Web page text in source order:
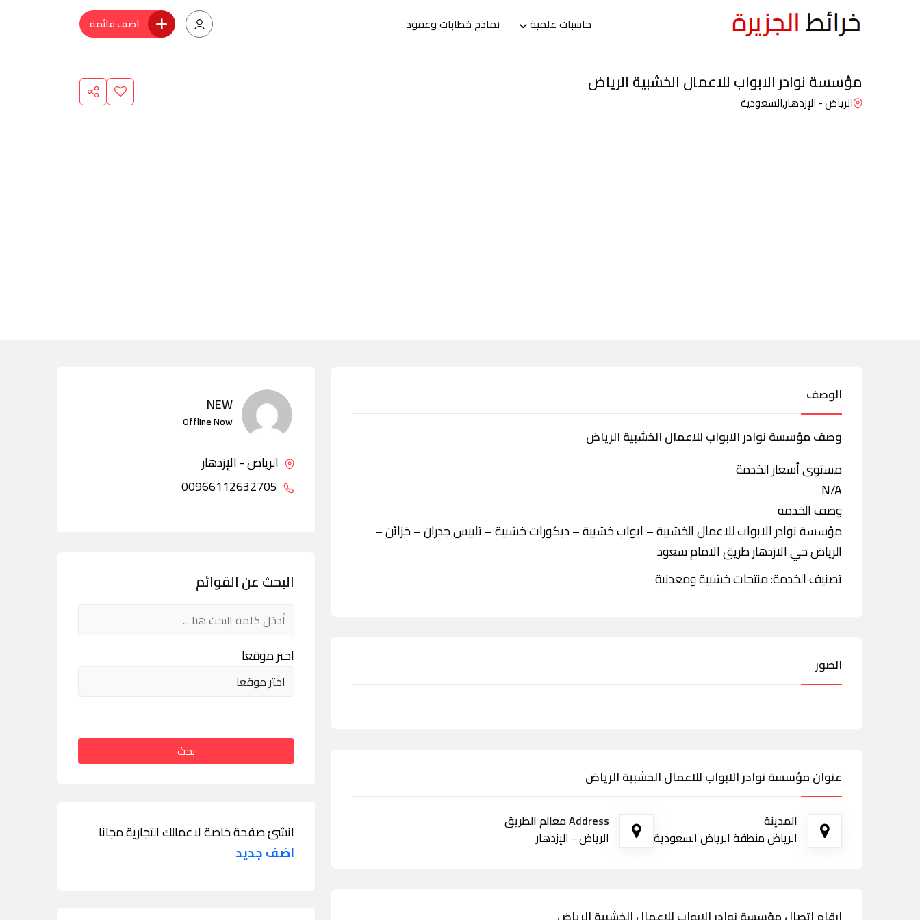
حاسبات علمية نماذج خطابات وعقود اضف قائمة
مؤسسة نوادر الابواب للاعمال الخشبية الرياض
الرياض - الإزدهار,السعودية
الوصف
وصف مؤسسة نوادر الابواب للاعمال الخشبية الرياض
مستوى أسعار الخدمة
N/A
وصف الخدمة
مؤسسة نوادر الابواب للاعمال الخشبية – ابواب خشبية – ديكورات خشبية – تلبيس جدران – خزائن –
الرياض حي الازدهار طريق الامام سعود
تصنيف الخدمة: منتجات خشبية ومعدنية
الصور
عنوان مؤسسة نوادر الابواب للاعمال الخشبية الرياض
المدينة
الرياض منطقة الرياض السعودية
Address معالم الطريق
الرياض - الإزدهار
NEW
Offline Now
الرياض - الإزدهار
البحث عن القوائم
اختر موقعا
بحث
انشئ صفحة خاصة لاعمالك التجارية مجانا
اضف جديد